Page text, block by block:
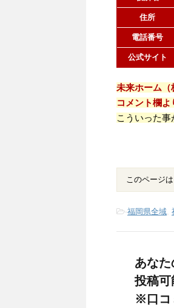
住所
電話番号
公式サイト
未来ホーム（
コメント欄よ
こういった事
このページ
-福岡県全域,
あな
投稿可
※口コ